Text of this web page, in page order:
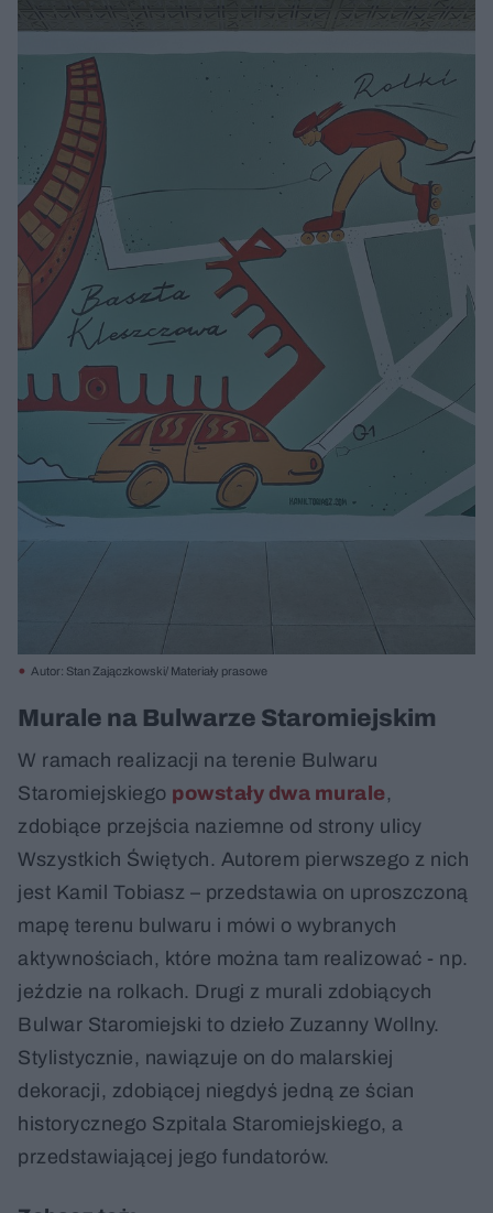
Autor: Stan Zajączkowski/ Materiały prasowe
Murale na Bulwarze Staromiejskim
W ramach realizacji na terenie Bulwaru
Staromiejskiego powstały dwa murale ,
zdobiące przejścia naziemne od strony ulicy
Wszystkich Świętych. Autorem pierwszego z nich
jest Kamil Tobiasz – przedstawia on uproszczoną
mapę terenu bulwaru i mówi o wybranych
aktywnościach, które można tam realizować - np.
jeździe na rolkach. Drugi z murali zdobiących
Bulwar Staromiejski to dzieło Zuzanny Wollny.
Stylistycznie, nawiązuje on do malarskiej
dekoracji, zdobiącej niegdyś jedną ze ścian
historycznego Szpitala Staromiejskiego, a
przedstawiającej jego fundatorów.